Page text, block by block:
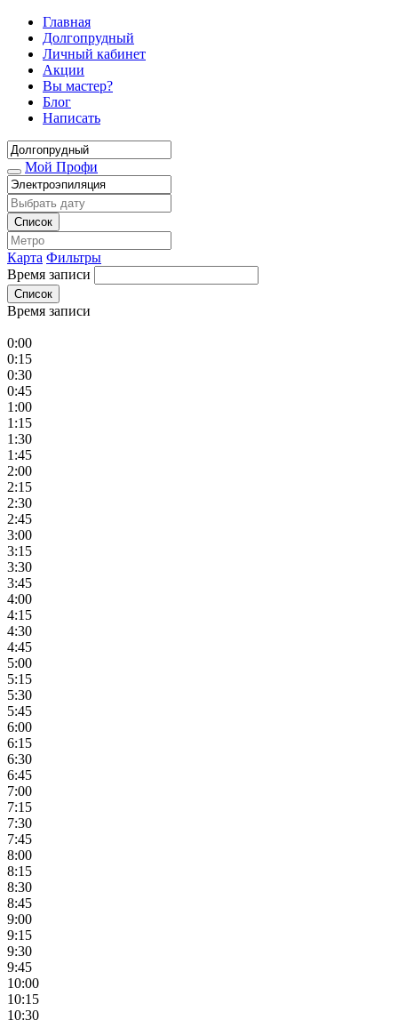
Главная
Долгопрудный
Личный кабинет
Акции
Вы мастер?
Блог
Написать
Мой Профи
Список
Карта Фильтры
Время записи
Список
Время записи
0:00
0:15
0:30
0:45
1:00
1:15
1:30
1:45
2:00
2:15
2:30
2:45
3:00
3:15
3:30
3:45
4:00
4:15
4:30
4:45
5:00
5:15
5:30
5:45
6:00
6:15
6:30
6:45
7:00
7:15
7:30
7:45
8:00
8:15
8:30
8:45
9:00
9:15
9:30
9:45
10:00
10:15
10:30